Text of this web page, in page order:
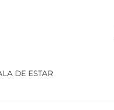
DE ESTAR